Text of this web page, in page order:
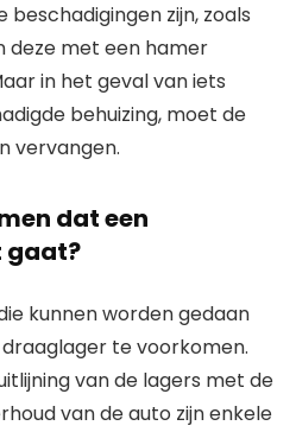
beschadigingen zijn, zoals
deze met een hamer
in het geval van iets
behuizing, moet de
vervangen.
dat een
gaat?
kunnen worden gedaan
te voorkomen.
van de lagers met de
van de auto zijn enkele